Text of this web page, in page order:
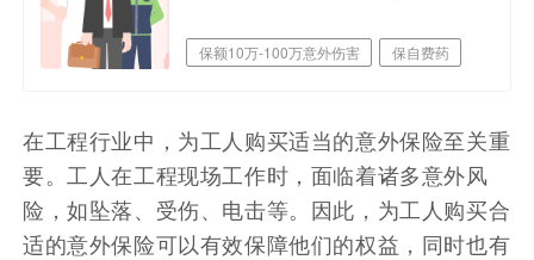
保额10万-100万意外伤害
保自费药
在工程行业中，为工人购买适当的意外保险至关重
要。工人在工程现场工作时，面临着诸多意外风
险，如坠落、受伤、电击等。因此，为工人购买合
适的意外保险可以有效保障他们的权益，同时也有